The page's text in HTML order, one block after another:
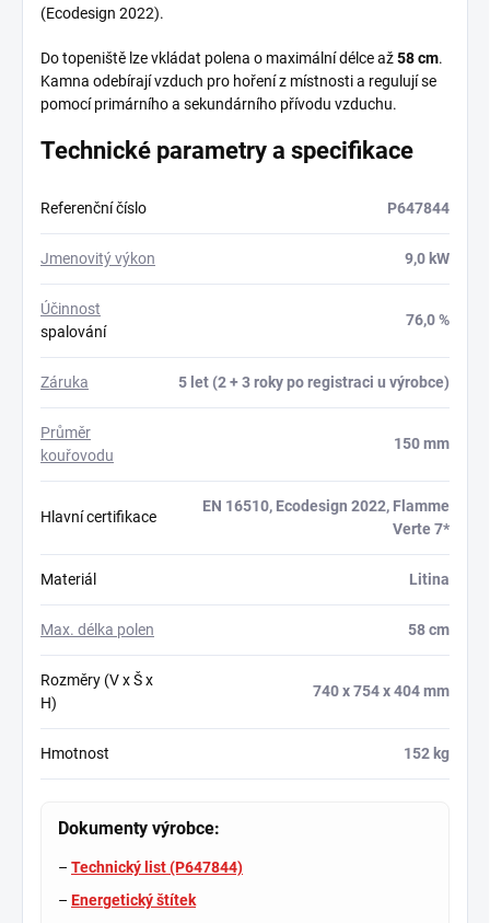
(Ecodesign 2022).
Do topeniště lze vkládat polena o maximální délce až58 cm.
Kamna odebírají vzduch pro hoření z místnosti a regulují se
pomocí primárního a sekundárního přívodu vzduchu.
Technické parametry a specifikace
Referenční číslo P647844
Jmenovitý výkon 9,0 kW
Účinnost
spalování
76,0 %
Záruka 5 let (2 + 3 roky po registraci u výrobce)
Průměr
kouřovodu
150 mm
Hlavní certifikace
EN 16510, Ecodesign 2022, Flamme
Verte 7*
Materiál Litina
Max. délka polen 58 cm
Rozměry (V x Š x
H)
740 x 754 x 404 mm
Hmotnost 152 kg
Dokumenty výrobce:
– Technický list (P647844)
– Energetický štítek